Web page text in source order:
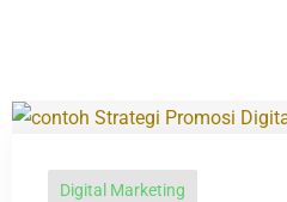
Digital Marketing